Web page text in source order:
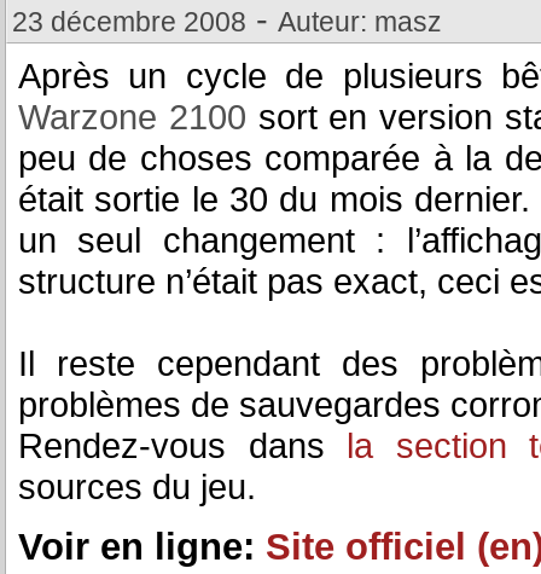
23 décembre 2008 - Auteur: masz
Après un cycle de plusieurs
Warzone 2100 sort en version
peu de choses comparée à la
était sortie le 30 du mois
un seul changement :
structure n’était pas exact, ceci
Il reste cependant des
problèmes de sauvegardes
Rendez-vous dans la section
sources du jeu.
Voir en ligne: Site officiel